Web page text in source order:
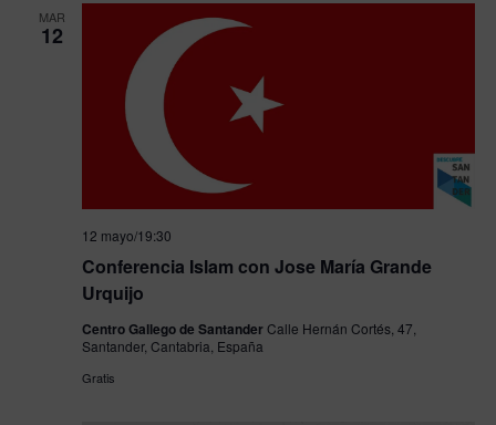
MAR
12
Conferencia Islam con Jose María Grande
Urquijo
12 mayo/19:30
Centro Gallego de SantanderCalle Hernán Cortés, 47,
Santander, Cantabria, España
Gratis